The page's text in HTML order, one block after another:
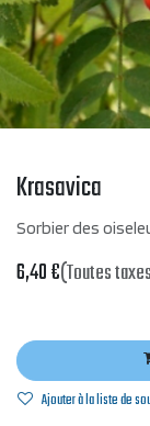
Krasavica
Sorbier des
6,40€(Toutes
Ajouter à la liste de